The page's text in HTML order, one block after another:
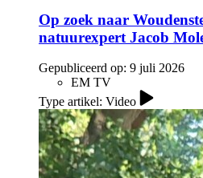
Op zoek naar
natuurexpert Jacob
Gepubliceerd op: 9 juli 2026
EM TV
Type artikel: Video